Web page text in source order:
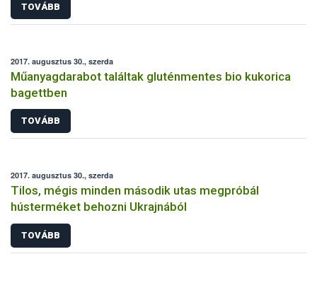
TOVÁBB
2017. augusztus 30., szerda
Műanyagdarabot találtak gluténmentes bio kukorica
bagettben
TOVÁBB
2017. augusztus 30., szerda
Tilos, mégis minden második utas megpróbál
hústerméket behozni Ukrajnából
TOVÁBB